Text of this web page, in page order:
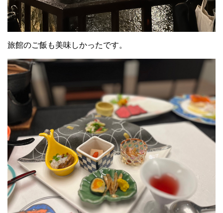
旅館のご飯も美味しかったです。